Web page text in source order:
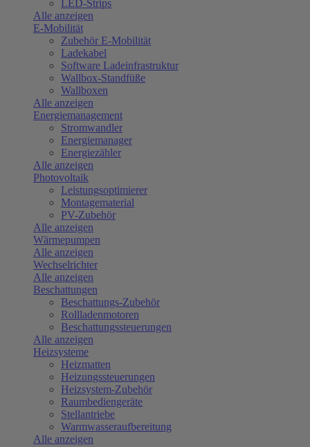
LED-Strips
Alle anzeigen
E-Mobilität
Zubehör E-Mobilität
Ladekabel
Software Ladeinfrastruktur
Wallbox-Standfüße
Wallboxen
Alle anzeigen
Energiemanagement
Stromwandler
Energiemanager
Energiezähler
Alle anzeigen
Photovoltaik
Leistungsoptimierer
Montagematerial
PV-Zubehör
Alle anzeigen
Wärmepumpen
Alle anzeigen
Wechselrichter
Alle anzeigen
Beschattungen
Beschattungs-Zubehör
Rollladenmotoren
Beschattungssteuerungen
Alle anzeigen
Heizsysteme
Heizmatten
Heizungssteuerungen
Heizsystem-Zubehör
Raumbediengeräte
Stellantriebe
Warmwasseraufbereitung
Alle anzeigen